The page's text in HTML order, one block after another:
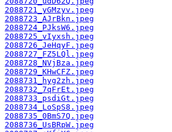
2088721_yGMzyv.jpeg
2088723_AJrBkn.jpeg
2088724_PJksW6.jpeg
2088725_vIyxsh.jpeg
2088726_JeHqyF.jpeg
2088727_FZ5LQl.jpeg
2088728_NVjBza.jpeg
2088729_KHwCFZ.jpeg
2088731_hyg2zh.jpeg
2088732_7qFrEt.jpeg
2088733_psdiGt.jpeg
2088734_LoSpS8.jpeg
2088735_0BmS7Q.jpeg
2088736_UsBRpW.jpeg